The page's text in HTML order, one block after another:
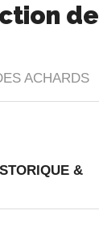
de
ACHARDS
&